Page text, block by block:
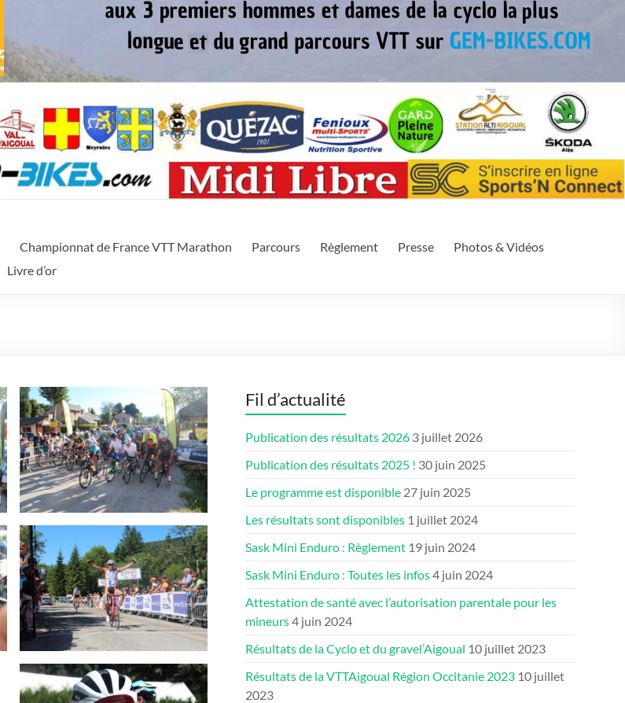
Championnat de France VTT Marathon Parcours Règlement Presse
Photos & Vidéos
Livre d’or
Fil d’actualité
Publication des résultats 2026 3 juillet 2026
Publication des résultats 2025 ! 30 juin 2025
Le programme est disponible 27 juin 2025
Les résultats sont disponibles 1 juillet 2024
Sask Mini Enduro : Règlement 19 juin 2024
Sask Mini Enduro : Toutes les infos4 juin 2024
Attestation de santé avec l’autorisation parentale pour les
mineurs4 juin 2024
Résultats de la Cyclo et du gravel’Aigoual 10 juillet 2023
Résultats de la VTTAigoual Région Occitanie 2023 10 juillet
2023